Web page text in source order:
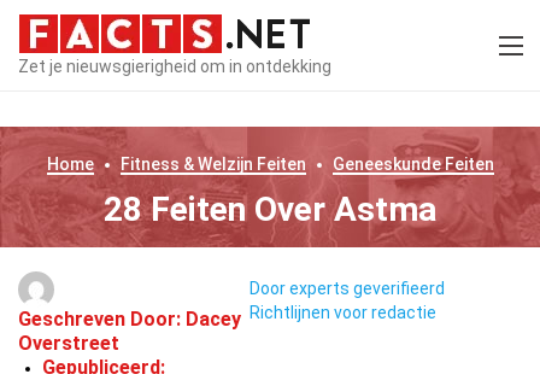
Zet je nieuwsgierigheid om in ontdekking
Home Fitness & Welzijn Feiten GeneeskundeFeiten
28 Feiten Over Astma
Geschreven Door: Dacey
Overstreet
Gepubliceerd:
Door experts geverifieerd
Richtlijnen voor redactie